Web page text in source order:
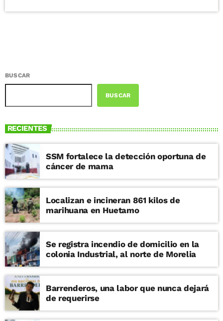
BUSCAR
BUSCAR
RECIENTES
SSM fortalece la detección oportuna de
cáncer de mama
Localizan e incineran 861 kilos de
marihuana en Huetamo
Se registra incendio de domicilio en la
colonia Industrial, al norte de Morelia
Barrenderos, una labor que nunca dejará
de requerirse